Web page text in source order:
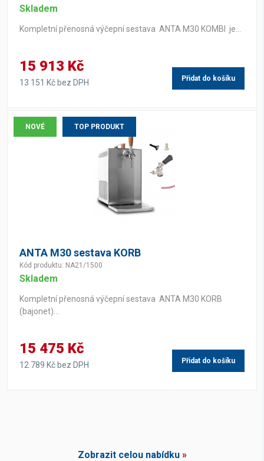
Skladem
Kompletní přenosná výčepní sestava ANTA M30 KOMBI je...
15 913 Kč
13 151 Kč bez DPH Přidat do košíku
NOVÉ TOP PRODUKT
ANTA M30 sestava KORB
Kód produktu: NA21/1500
Skladem
Kompletní přenosná výčepní sestava ANTA M30 KORB
(bajonet)...
15 475 Kč
12 789 Kč bez DPH Přidat do košíku
Zobrazit celou nabídku»